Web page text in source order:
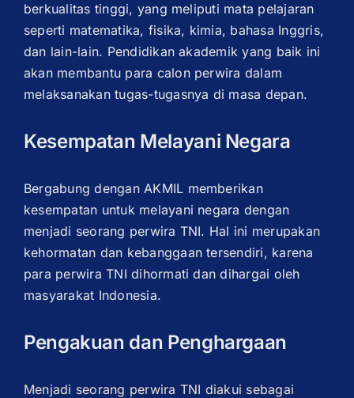
berkualitas tinggi, yang meliputi mata pelajaran
seperti matematika, fisika, kimia, bahasa Inggris,
dan lain-lain. Pendidikan akademik yang baik ini
akan membantu para calon perwira dalam
melaksanakan tugas-tugasnya di masa depan.
Kesempatan Melayani Negara
Bergabung dengan AKMIL memberikan
kesempatan untuk melayani negara dengan
menjadi seorang perwira TNI. Hal ini merupakan
kehormatan dan kebanggaan tersendiri, karena
para perwira TNI dihormati dan dihargai oleh
masyarakat Indonesia.
Pengakuan dan Penghargaan
Menjadi seorang perwira TNI diakui sebagai